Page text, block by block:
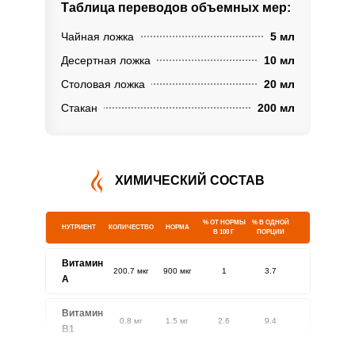
Таблица переводов объемных мер:
Чайная ложка
5 мл
Десертная ложка
10 мл
Столовая ложка
20 мл
Стакан
200 мл
ХИМИЧЕСКИЙ СОСТАВ
НУТРИЕНТ КОЛИЧЕСТВО НОРМА
% ОТ НОРМЫ
В 100 Г
% В ОДНОЙ
ПОРЦИИ
Витамин
A
200.7 мкг 900 мкг 1 3.7
Витамин
В1
0.8 мг 1.5 мг 2.6 9.4